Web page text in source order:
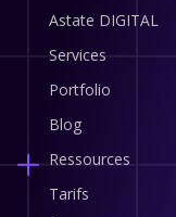
Astate DIGITAL
Services
Portfolio
Blog
Ressources
Tarifs